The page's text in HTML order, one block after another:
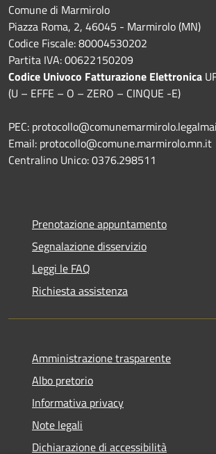
Comune di Marmirolo
Piazza Roma, 2, 46045 - Marmirolo (MN)
Codice Fiscale: 80004530202
Partita IVA: 00622150209
Codice Univoco Fatturazione Elettronica
(U – EFFE – O – ZERO – CINQUE -E)
PEC:
Email: protocollo@comune.marmirolo.mn.it
Centralino Unico: 0376.298511
Prenotazione appuntamento
Segnalazione disservizio
Leggi le FAQ
Richiesta assistenza
Amministrazione trasparente
Albo pretorio
Informativa privacy
Note legali
Dichiarazione di accessibilità